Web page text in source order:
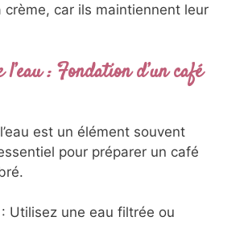
crème, car ils maintiennent leur
: Fondation d’un café
est un élément souvent
pour préparer un café
: Utilisez une eau filtrée ou